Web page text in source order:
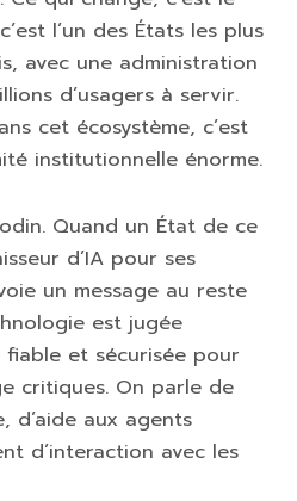
l’un des États les plus
avec une administration
d’usagers à servir.
cet écosystème, c’est
institutionnelle énorme.
Quand un État de ce
d’IA pour ses
un message au reste
est jugée
et sécurisée pour
critiques. On parle de
d’aide aux agents
d’interaction avec les